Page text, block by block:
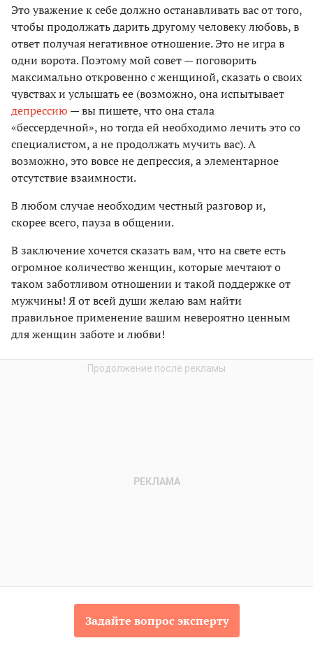
Это уважение к себе должно останавливать вас от того,
чтобы продолжать дарить другому человеку любовь, в
ответ получая негативное отношение. Это не игра в
одни ворота. Поэтому мой совет — поговорить
максимально откровенно с женщиной, сказать о своих
чувствах и услышать ее (возможно, она испытывает
депрессию — вы пишете, что она стала
«бессердечной», но тогда ей необходимо лечить это со
специалистом, а не продолжать мучить вас). А
возможно, это вовсе не депрессия, а элементарное
отсутствие взаимности.
В любом случае необходим честный разговор и,
скорее всего, пауза в общении.
В заключение хочется сказать вам, что на свете есть
огромное количество женщин, которые мечтают о
таком заботливом отношении и такой поддержке от
мужчины! Я от всей души желаю вам найти
правильное применение вашим невероятно ценным
для женщин заботе и любви!
Задайте вопрос эксперту